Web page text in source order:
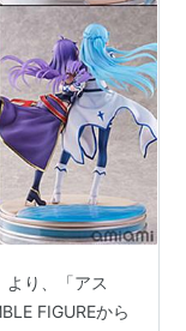
より、「アス
FIGUREから